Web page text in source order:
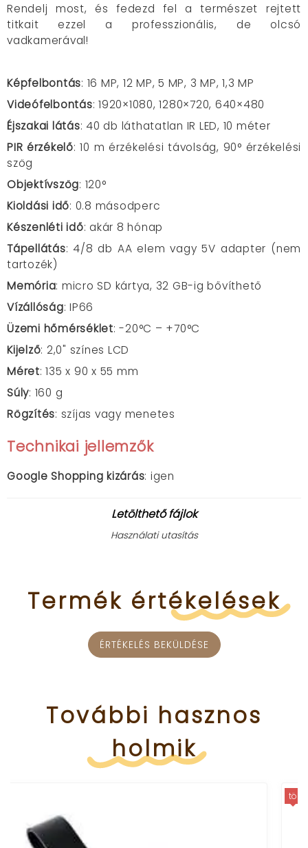
Rendelj most, és fedezd fel a természet rejtett
titkait ezzel a professzionális, de olcsó
vadkamerával!
Képfelbontás: 16 MP, 12 MP, 5 MP, 3 MP, 1,3 MP
Videófelbontás: 1920×1080, 1280×720, 640×480
Éjszakai látás: 40 db láthatatlan IR LED, 10 méter
PIR érzékelő: 10 m érzékelési távolság, 90° érzékelési
szög
Objektívszög: 120°
Kioldási idő: 0.8 másodperc
Készenléti idő: akár 8 hónap
Tápellátás: 4/8 db AA elem vagy 5V adapter (nem
tartozék)
Memória: micro SD kártya, 32 GB-ig bővíthető
Vízállóság: IP66
Üzemi hőmérséklet: -20°C – +70°C
Kijelző: 2,0" színes LCD
Méret: 135 x 90 x 55 mm
Súly: 160 g
Rögzítés: szíjas vagy menetes
Technikai jellemzők
Google Shopping kizárás: igen
Letölthető fájlok
Használati utasítás
Termék értékelések
ÉRTÉKELÉS BEKÜLDÉSE
További hasznos
holmik